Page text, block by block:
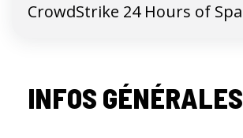
CrowdStrike 24 Hours of Spa
INFOS GÉNÉRALES